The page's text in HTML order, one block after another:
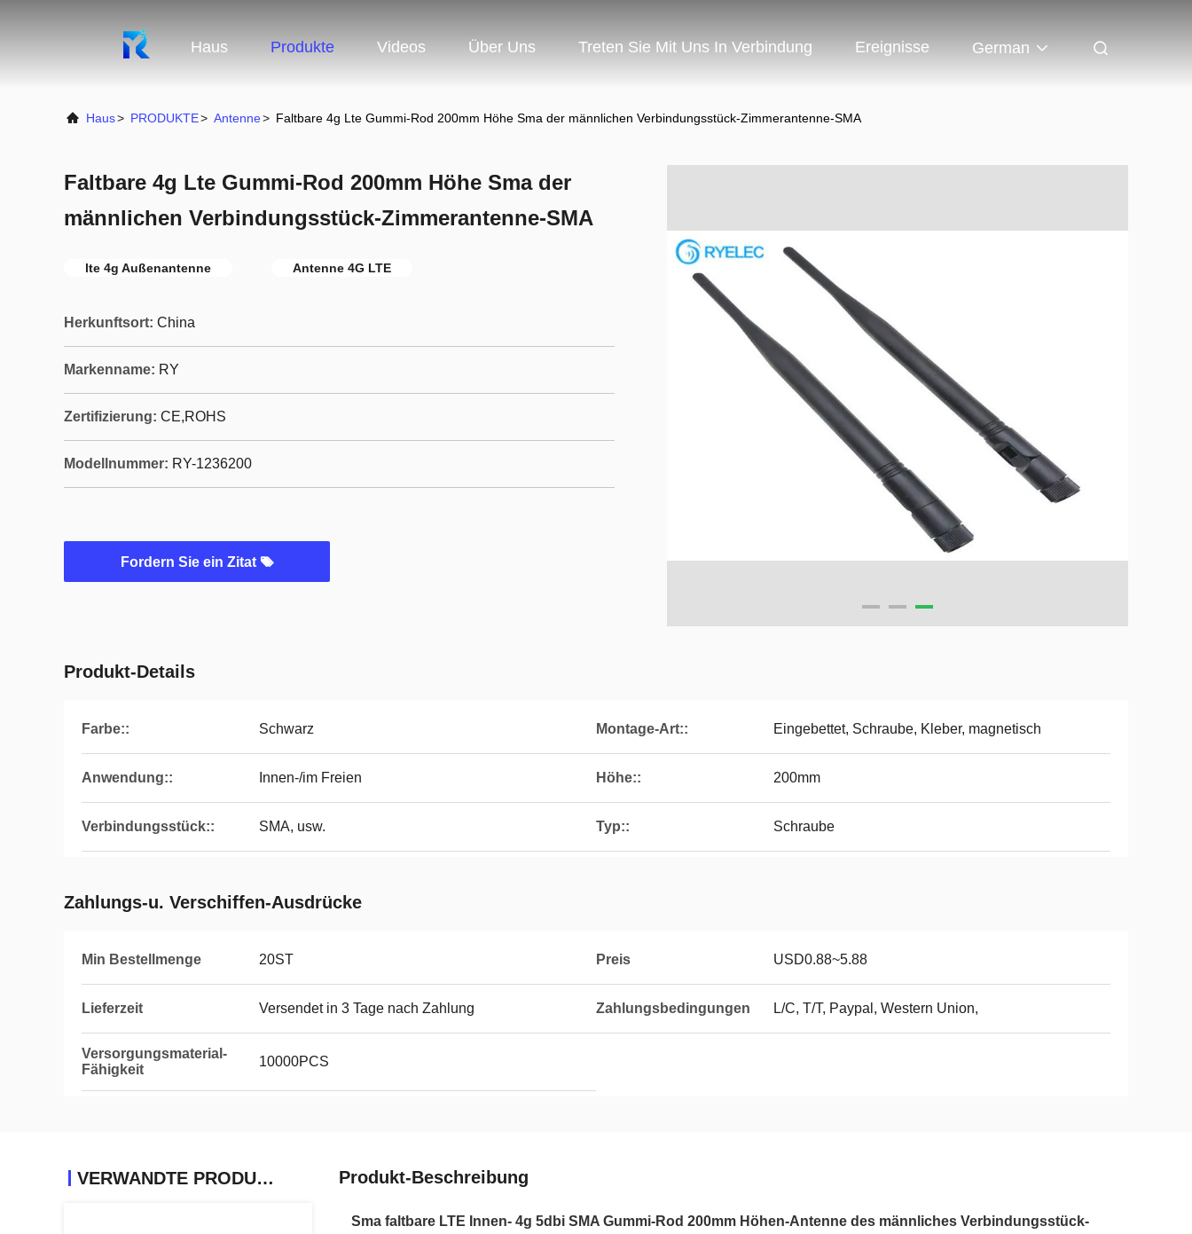
Haus Produkte Videos Über Uns Treten Sie Mit Uns In Verbindung Ereignisse German
Haus> PRODUKTE> Antenne> Faltbare 4g Lte Gummi-Rod 200mm Höhe Sma der männlichen Verbindungsstück-Zimmerantenne-SMA
Faltbare 4g Lte Gummi-Rod 200mm Höhe Sma der
männlichen Verbindungsstück-Zimmerantenne-SMA
lte 4g Außenantenne Antenne 4G LTE
Herkunftsort: China
Markenname: RY
Zertifizierung: CE,ROHS
Modellnummer: RY-1236200
Fordern Sie ein Zitat
Produkt-Details
Farbe:: Schwarz Montage-Art:: Eingebettet, Schraube, Kleber, magnetisch
Anwendung:: Innen-/im Freien Höhe:: 200mm
Verbindungsstück:: SMA, usw. Typ:: Schraube
Zahlungs-u. Verschiffen-Ausdrücke
Min Bestellmenge 20ST Preis USD0.88~5.88
Lieferzeit Versendet in 3 Tage nach Zahlung Zahlungsbedingungen L/C, T/T, Paypal, Western Union,
Versorgungsmaterial-
Fähigkeit
10000PCS
VERWANDTE PRODUKTE Produkt-Beschreibung
Sma faltbare LTE Innen- 4g 5dbi SMA Gummi-Rod 200mm Höhen-Antenne des männliches Verbindungsstück-